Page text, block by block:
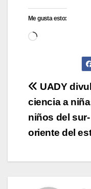
Me gusta esto:
Cargando...
de
entradas
UADY
ciencia a
niños del sur-
oriente del